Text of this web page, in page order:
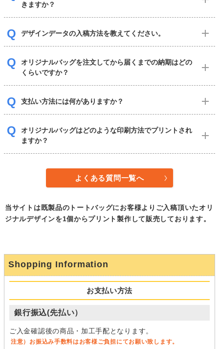
きますか？
デザインデータの入稿方法を教えてください。
オリジナルバッグを注文してから届くまでの納期はどの
くらいですか？
支払い方法には何がありますか？
オリジナルバッグはどのような印刷方法でプリントされ
ますか？
よくある質問一覧へ
当サイトは既製品のトートバッグにお客様よりご入稿頂いたオリ
ジナルデザインを1個からプリント製作して販売しております。
Shopping Information
お支払い方法
銀行振込(先払い）
ご入金確認後の商品・加工手配となります。
注意）お振込み手数料はお客様ご負担にてお願い致します。